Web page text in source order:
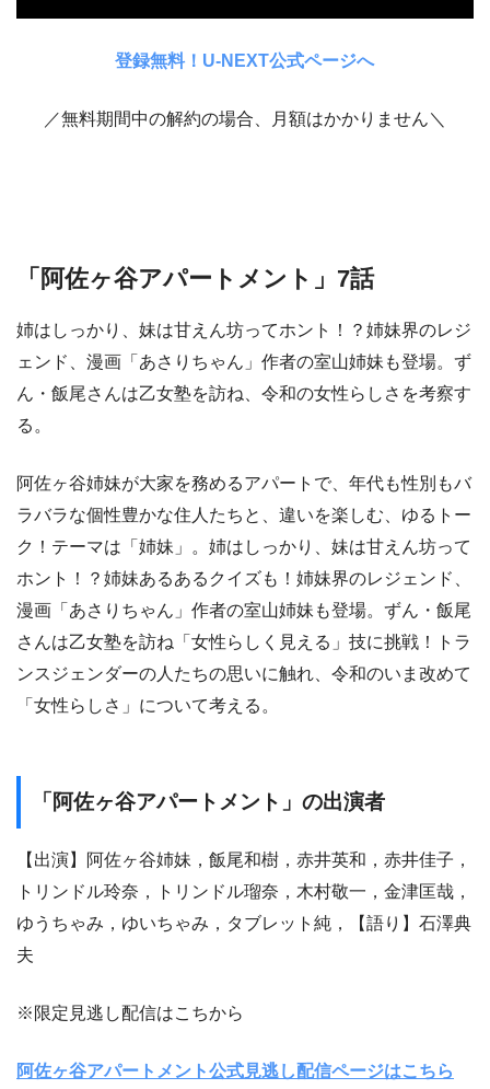
登録無料！U-NEXT公式ページへ
／無料期間中の解約の場合、月額はかかりません＼
「阿佐ヶ谷アパートメント」7話
姉はしっかり、妹は甘えん坊ってホント！？姉妹界のレジ
ェンド、漫画「あさりちゃん」作者の室山姉妹も登場。ず
ん・飯尾さんは乙女塾を訪ね、令和の女性らしさを考察す
る。
阿佐ヶ谷姉妹が大家を務めるアパートで、年代も性別もバ
ラバラな個性豊かな住人たちと、違いを楽しむ、ゆるトー
ク！テーマは「姉妹」。姉はしっかり、妹は甘えん坊って
ホント！？姉妹あるあるクイズも！姉妹界のレジェンド、
漫画「あさりちゃん」作者の室山姉妹も登場。ずん・飯尾
さんは乙女塾を訪ね「女性らしく見える」技に挑戦！トラ
ンスジェンダーの人たちの思いに触れ、令和のいま改めて
「女性らしさ」について考える。
「阿佐ヶ谷アパートメント」の出演者
【出演】阿佐ヶ谷姉妹，飯尾和樹，赤井英和，赤井佳子，
トリンドル玲奈，トリンドル瑠奈，木村敬一，金津匡哉，
ゆうちゃみ，ゆいちゃみ，タブレット純，【語り】石澤典
夫
※限定見逃し配信はこちから
阿佐ヶ谷アパートメント公式見逃し配信ページはこちら